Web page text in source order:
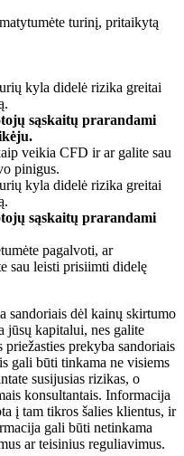
turinį, pritaikytą
kyla didelė rizika greitai
sąskaitų prarandami
veikia CFD ir ar galite sau
pinigus.
kyla didelė rizika greitai
sąskaitų prarandami
pagalvoti, ar
sau leisti prisiimti didelę
sandoriais dėl kainų skirtumo
kapitalui, nes galite
prekyba sandoriais
gali būti tinkama ne visiems
susijusias rizikas, o
konsultantais. Informacija
į tam tikros šalies klientus, ir
gali būti netinkama
ar teisinius reguliavimus.